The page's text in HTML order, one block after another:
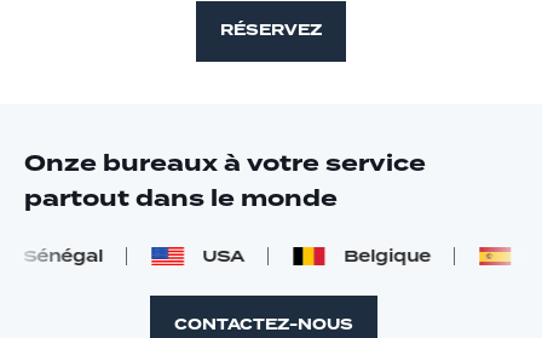
RÉSERVEZ
Onze bureaux à votre service
partout dans le monde
USA Belgique
CONTACTEZ-NOUS